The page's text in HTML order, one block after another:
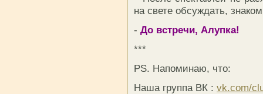
на свете обсуждать,
- До встречи, Алупка!
***
PS. Напоминаю, что:
Наша группа ВК : vk.com/